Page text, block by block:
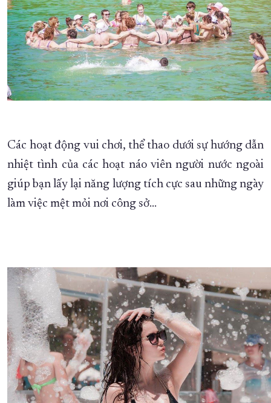
Các hoạt động vui chơi, thể thao dưới sự hướng dẫn
nhiệt tình của các hoạt náo viên người nước ngoài
giúp bạn lấy lại năng lượng tích cực sau những ngày
làm việc mệt mỏi nơi công sở...